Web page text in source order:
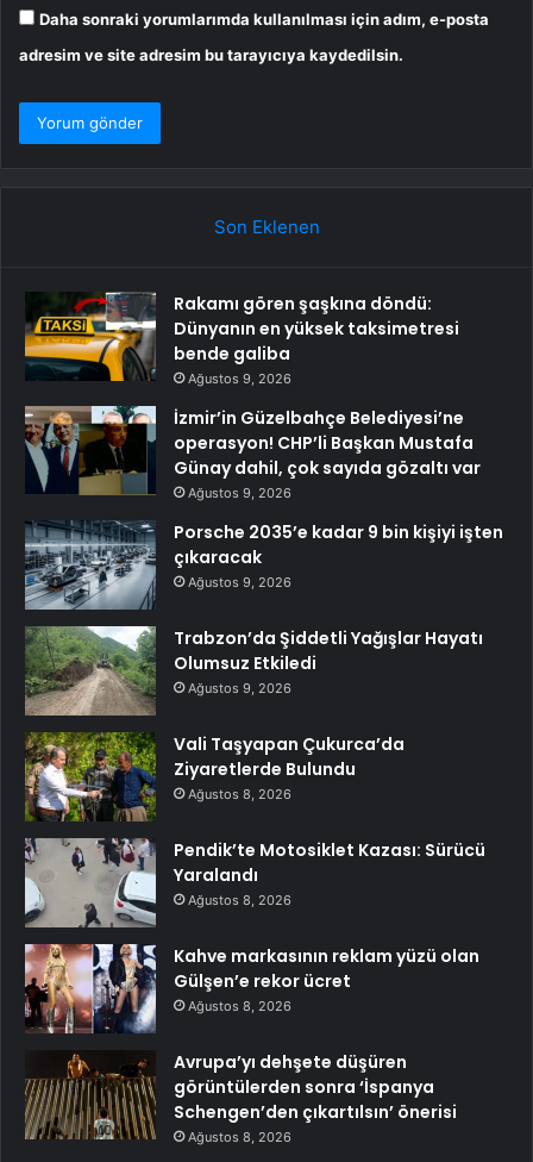
Daha sonraki yorumlarımda kullanılması için adım, e-posta
adresim ve site adresim bu tarayıcıya kaydedilsin.
Son Eklenen
Rakamı gören şaşkına döndü:
Dünyanın en yüksek taksimetresi
bende galiba
Ağustos 9, 2026
İzmir’in Güzelbahçe Belediyesi’ne
operasyon! CHP’li Başkan Mustafa
Günay dahil, çok sayıda gözaltı var
Ağustos 9, 2026
Porsche 2035’e kadar 9 bin kişiyi işten
çıkaracak
Ağustos 9, 2026
Trabzon’da Şiddetli Yağışlar Hayatı
Olumsuz Etkiledi
Ağustos 9, 2026
Vali Taşyapan Çukurca’da
Ziyaretlerde Bulundu
Ağustos 8, 2026
Pendik’te Motosiklet Kazası: Sürücü
Yaralandı
Ağustos 8, 2026
Kahve markasının reklam yüzü olan
Gülşen’e rekor ücret
Ağustos 8, 2026
Avrupa’yı dehşete düşüren
görüntülerden sonra ‘İspanya
Schengen’den çıkartılsın’ önerisi
Ağustos 8, 2026